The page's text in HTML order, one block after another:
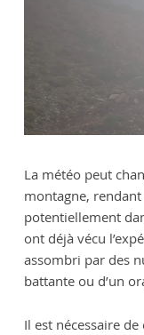
La météo peut
montagne,
potentiellement
ont déjà vécu
assombri par des
battante ou d’un
Il est nécessaire